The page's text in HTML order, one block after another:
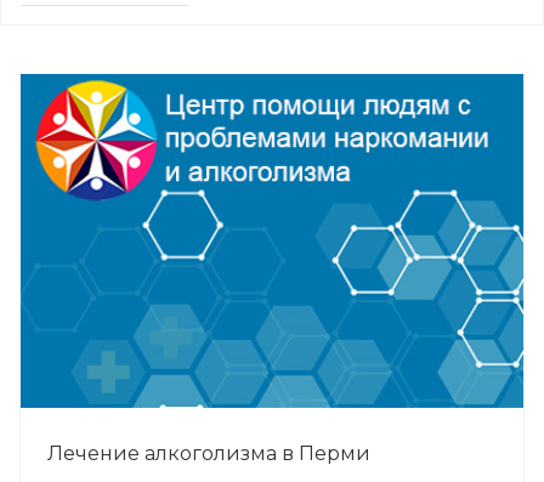
Лечение алкоголизма в Перми